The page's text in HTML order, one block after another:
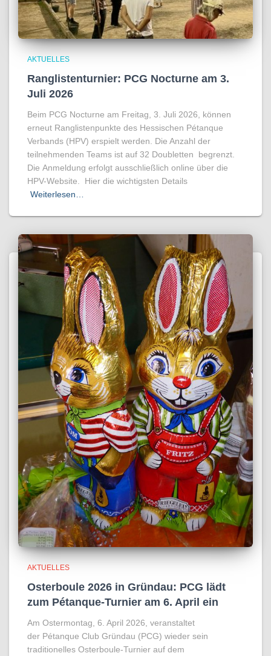
AKTUELLES
Ranglistenturnier: PCG Nocturne am 3.
Juli 2026
Beim PCG Nocturne am Freitag, 3. Juli 2026, können
erneut Ranglistenpunkte des Hessischen Pétanque
Verbands (HPV) erspielt werden. Die Anzahl der
teilnehmenden Teams ist auf 32 Doubletten begrenzt.
Die Anmeldung erfolgt ausschließlich online über die
HPV-Website. Hier die wichtigsten Details
Weiterlesen…
AKTUELLES
Osterboule 2026 in Gründau: PCG lädt
zum Pétanque-Turnier am 6. April ein
Am Ostermontag, 6. April 2026, veranstaltet
der Pétanque Club Gründau (PCG) wieder sein
traditionelles Osterboule-Turnier auf dem